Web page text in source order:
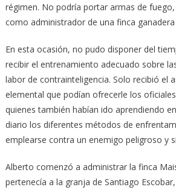
régimen. No podría portar armas de
como administrador de una finca
En esta ocasión, no pudo disponer del
recibir el entrenamiento adecuado sobre
labor de contrainteligencia. Solo recibió el
elemental que podían ofrecerle los
quienes también habían ido aprendiendo
diario los diferentes métodos de
emplearse contra un enemigo peligroso y
Alberto comenzó a administrar la finca
pertenecía a la granja de Santiago